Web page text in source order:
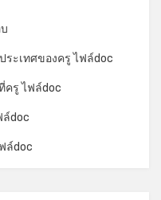
ะเทศของครู ไฟล์doc
รู ไฟล์doc
doc
ล์doc